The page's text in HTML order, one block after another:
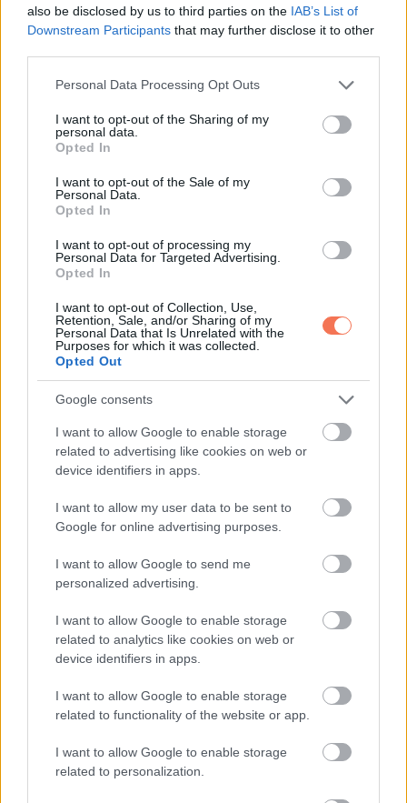
also be disclosed by us to third parties on the IAB’s List of
Downstream Participants that may further disclose it to other
Please note that this website/app uses one or more Google
not limited to your visit or usage behaviour. You may click to
grant or deny consent to Google and its third-party tags to
use your data for below specified purposes in below Google
consent section.
Personal Data Processing Opt Outs
I want to opt-out of the Sharing of my
personal data.
Opted In
I want to opt-out of the Sale of my
Personal Data.
Opted In
I want to opt-out of processing my
Personal Data for Targeted Advertising.
Opted In
I want to opt-out of Collection, Use,
Retention, Sale, and/or Sharing of my
Personal Data that Is Unrelated with the
Purposes for which it was collected.
Opted Out
Google consents
I want to allow Google to enable storage
related to advertising like cookies on web or
device identifiers in apps.
I want to allow my user data to be sent to
Google for online advertising purposes.
I want to allow Google to send me
personalized advertising.
I want to allow Google to enable storage
related to analytics like cookies on web or
device identifiers in apps.
I want to allow Google to enable storage
related to functionality of the website or app.
I want to allow Google to enable storage
related to personalization.
11. Az édesanyám panaszkodott, hogy folyton szakadozik a
net. Megnéztem, hogy mi lehet a probléma, és ez a látvány
fogadott. Amikor megkérdeztem, hogy ezt mégis hogy
internetkábel folyton lecsúszik az asztal mellé, amikor
kihúzza, ezért rögzítette: